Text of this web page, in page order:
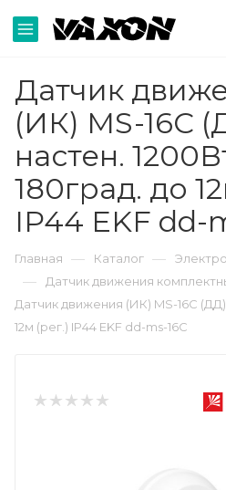
Датчик
(ИК) MS-16C
настен.
180град. до
IP44 EKF dd-
Главная — Каталог —
— Датчик движения
Датчик движения (ИК) MS-16C
12м (рег.) IP44 EKF dd-ms-16C